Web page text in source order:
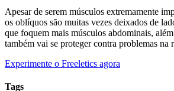
Apesar de serem músculos extremamente
os oblíquos são muitas vezes deixados de
que foquem mais músculos abdominais,
também vai se proteger contra problemas na
Experimente o Freeletics agora
Tags